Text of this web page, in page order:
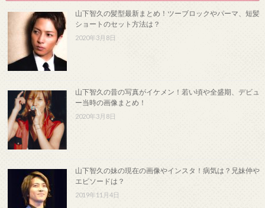
山下智久の髪型最新まとめ！ツーブロックやパーマ、短髪
ショートのセット方法は？
2020年3月8日
山下智久の昔の写真がイケメン！若い頃や全盛期、デビュ
ー当時の画像まとめ！
2020年3月8日
山下智久の妹の現在の画像やインスタ！病気は？兄妹仲や
エピソードは？
2019年11月4日